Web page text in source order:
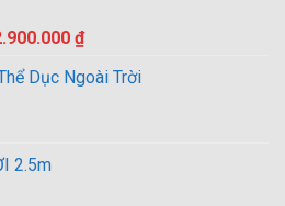
₫.
₫Giá
tại
Dục Ngoài Trời
2.5m